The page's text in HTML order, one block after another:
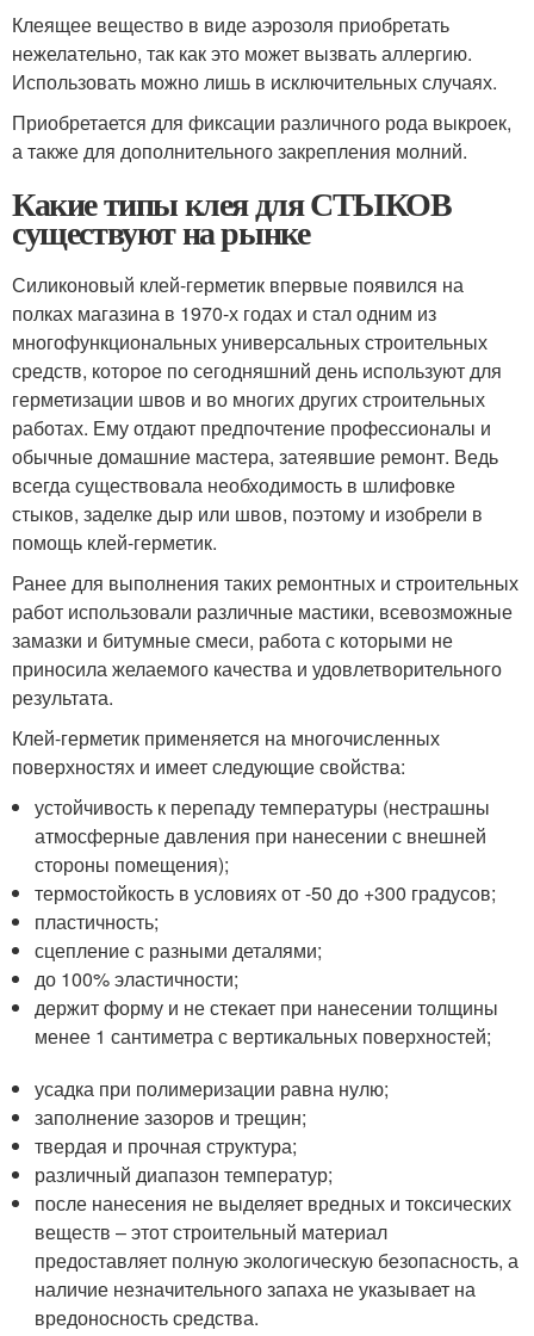
Клеящее вещество в виде аэрозоля приобретать
нежелательно, так как это может вызвать аллергию.
Использовать можно лишь в исключительных случаях.
Приобретается для фиксации различного рода выкроек,
а также для дополнительного закрепления молний.
Какие типы клея для СТЫКОВ
существуют на рынке
Силиконовый клей-герметик впервые появился на
полках магазина в 1970-х годах и стал одним из
многофункциональных универсальных строительных
средств, которое по сегодняшний день используют для
герметизации швов и во многих других строительных
работах. Ему отдают предпочтение профессионалы и
обычные домашние мастера, затеявшие ремонт. Ведь
всегда существовала необходимость в шлифовке
стыков, заделке дыр или швов, поэтому и изобрели в
помощь клей-герметик.
Ранее для выполнения таких ремонтных и строительных
работ использовали различные мастики, всевозможные
замазки и битумные смеси, работа с которыми не
приносила желаемого качества и удовлетворительного
результата.
Клей-герметик применяется на многочисленных
поверхностях и имеет следующие свойства:
устойчивость к перепаду температуры (нестрашны
атмосферные давления при нанесении с внешней
стороны помещения);
термостойкость в условиях от -50 до +300 градусов;
пластичность;
сцепление с разными деталями;
до 100% эластичности;
держит форму и не стекает при нанесении толщины
менее 1 сантиметра с вертикальных поверхностей;
усадка при полимеризации равна нулю;
заполнение зазоров и трещин;
твердая и прочная структура;
различный диапазон температур;
после нанесения не выделяет вредных и токсических
веществ – этот строительный материал
предоставляет полную экологическую безопасность, а
наличие незначительного запаха не указывает на
вредоносность средства.